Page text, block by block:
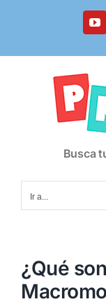
Busca
Ir a...
¿Qué